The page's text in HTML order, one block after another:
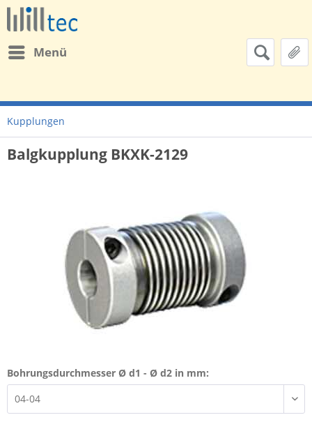
Menü
Kupplungen
Balgkupplung BKXK-2129
Bohrungsdurchmesser Ø d1 - Ø d2 in mm: